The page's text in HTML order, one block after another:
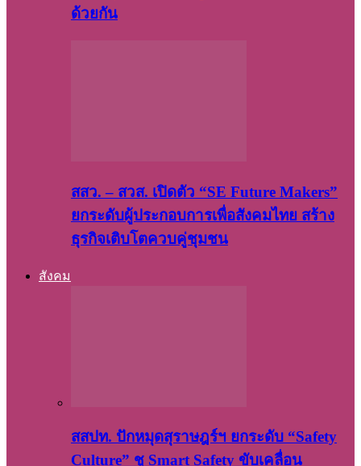
ด้วยกัน
สสว. – สวส. เปิดตัว “SE Future Makers”
ยกระดับผู้ประกอบการเพื่อสังคมไทย สร้าง
ธุรกิจเติบโตควบคู่ชุมชน
สังคม
สสปท. ปักหมุดสุราษฎร์ฯ ยกระดับ “Safety
Culture” ชู Smart Safety ขับเคลื่อน